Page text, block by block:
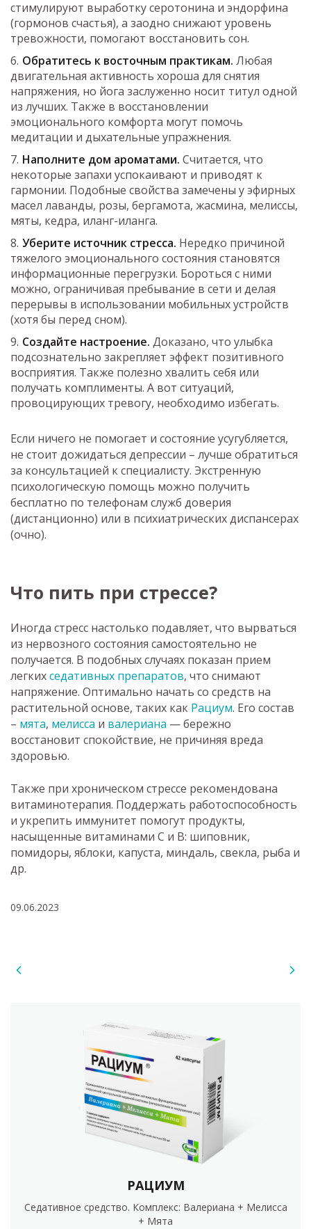
РАЦИУМ
Седативное средство. Комплекс: Валериана + Мелисса
+ Мята
стимулируют выработку серотонина и эндорфина
(гормонов счастья), а заодно снижают уровень
тревожности, помогают восстановить сон.
Обратитесь к восточным практикам. Любая
двигательная активность хороша для снятия
напряжения, но йога заслуженно носит титул одной
из лучших. Также в восстановлении
эмоционального комфорта могут помочь
медитации и дыхательные упражнения.
Наполните дом ароматами. Считается, что
некоторые запахи успокаивают и приводят к
гармонии. Подобные свойства замечены у эфирных
масел лаванды, розы, бергамота, жасмина, мелиссы,
мяты, кедра, иланг-иланга.
Уберите источник стресса. Нередко причиной
тяжелого эмоционального состояния становятся
информационные перегрузки. Бороться с ними
можно, ограничивая пребывание в сети и делая
перерывы в использовании мобильных устройств
(хотя бы перед сном).
Создайте настроение. Доказано, что улыбка
подсознательно закрепляет эффект позитивного
восприятия. Также полезно хвалить себя или
получать комплименты. А вот ситуаций,
провоцирующих тревогу, необходимо избегать.
Если ничего не помогает и состояние усугубляется,
не стоит дожидаться депрессии – лучше обратиться
за консультацией к специалисту. Экстренную
психологическую помощь можно получить
бесплатно по телефонам служб доверия
(дистанционно) или в психиатрических диспансерах
(очно).
Что пить при стрессе?
Иногда стресс настолько подавляет, что вырваться
из нервозного состояния самостоятельно не
получается. В подобных случаях показан прием
легкихседативных препаратов, что снимают
напряжение. Оптимально начать со средств на
растительной основе, таких как Рациум. Его состав
– мята, мелисса и валериана — бережно
восстановит спокойствие, не причиняя вреда
здоровью.
Также при хроническом стрессе рекомендована
витаминотерапия. Поддержать работоспособность
и укрепить иммунитет помогут продукты,
насыщенные витаминами С и B: шиповник,
помидоры, яблоки, капуста, миндаль, свекла, рыба и
др.
09.06.2023